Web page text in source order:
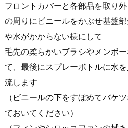
フロントカバーと各部品を取り
の周りにビニールをかぶせ基盤
や水がかからない様にして
毛先の柔らかいブラシやメンボ
て、最後にスプレーボトルに水
流します
（ビニールの下をすぼめてバケ
ておいてください）